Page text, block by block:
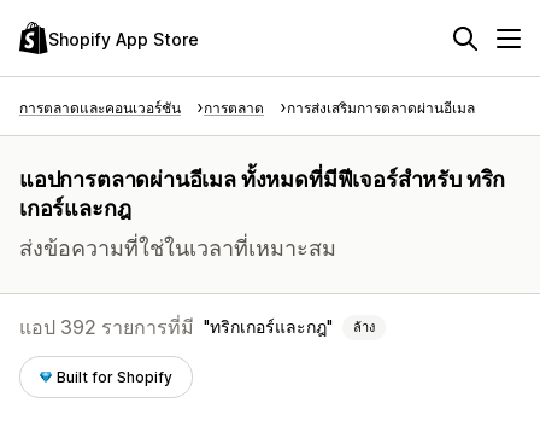
Shopify App Store
การตลาดและคอนเวอร์ชัน การตลาด การส่งเสริมการตลาดผ่านอีเมล
แอปการตลาดผ่านอีเมล ทั้งหมดที่มีฟีเจอร์สำหรับ ทริก
เกอร์และกฎ
ส่งข้อความที่ใช่ในเวลาที่เหมาะสม
แอป 392 รายการที่มี ทริกเกอร์และกฎ ล้าง
Built for Shopify